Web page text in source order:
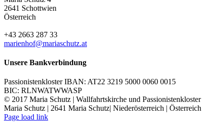
2641 Schottwien
Österreich
+43 2663 287 33
marienhof@mariaschutz.at
Unsere Bankverbindung
Passionistenkloster IBAN: AT22 3219 5000 0060 0015
BIC: RLNWATWWASP
© 2017 Maria Schutz | Wallfahrtskirche und Passionistenkloster
Maria Schutz | 2641 Maria Schutz| Niederösterreich | Österreich
YouTube
Instagram
Page load link